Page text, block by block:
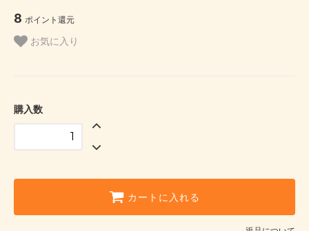
8 ポイント還元
お気に入り
購入数
カートに入れる